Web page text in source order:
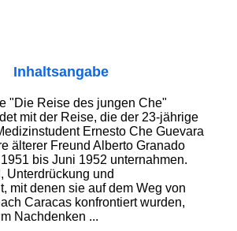
Inhaltsangabe
"Die Reise des jungen Che"
mit der Reise, die der 23-jährige
Ernesto Che Guevara
älterer Freund Alberto Granado
bis Juni 1952 unternahmen.
Unterdrückung und
mit denen sie auf dem Weg von
Caracas konfrontiert wurden,
Nachdenken ...